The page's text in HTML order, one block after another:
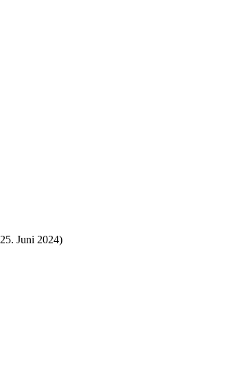
25. Juni 2024)